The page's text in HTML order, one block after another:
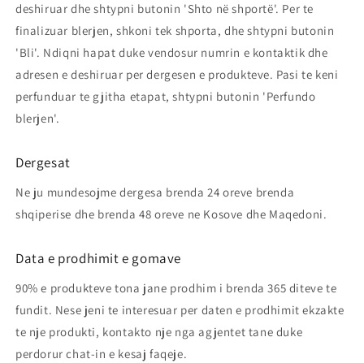
deshiruar dhe shtypni butonin 'Shto në shportë'. Per te
finalizuar blerjen, shkoni tek shporta, dhe shtypni butonin
'Bli'. Ndiqni hapat duke vendosur numrin e kontaktik dhe
adresen e deshiruar per dergesen e produkteve. Pasi te keni
perfunduar te gjitha etapat, shtypni butonin 'Perfundo
blerjen'.
Dergesat
Ne ju mundesojme dergesa brenda 24 oreve brenda
shqiperise dhe brenda 48 oreve ne Kosove dhe Maqedoni.
Data e prodhimit e gomave
90% e produkteve tona jane prodhim i brenda 365 diteve te
fundit. Nese jeni te interesuar per daten e prodhimit ekzakte
te nje produkti, kontakto nje nga agjentet tane duke
perdorur chat-in e kesaj faqeje.